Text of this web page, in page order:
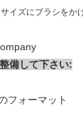
イズにブラシをか
備して下さい:
フォーマット